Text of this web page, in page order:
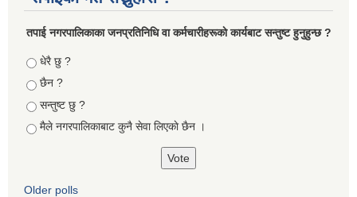
तपा‌ई नगरपालिकाका जनप्रतिनिधि वा कर्मचारीहरूकाे कार्यबाट सन्तुष्ट हुनुहुन्छ ?
Choices
धेरै छु ?
छैन ?
सन्तुष्ट छु ?
मैले नगरपालिकाबाट कुनै सेवा लिएकाे छैन ।
Older polls